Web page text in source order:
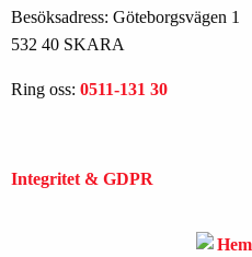
Besöksadress: Göteborgsvägen 1
532 40 SKARA
Ring oss: 0511-131 30
Integritet & GDPR